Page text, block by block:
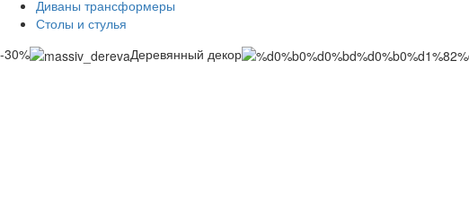
Диваны трансформеры
Столы и стулья
-30%
Деревянный декор